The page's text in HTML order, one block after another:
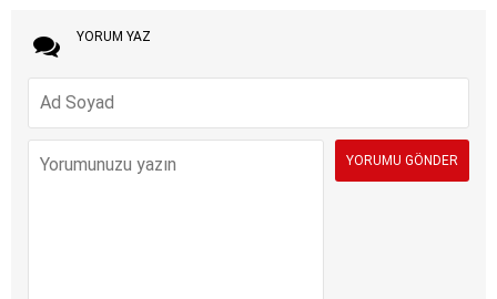
YORUM YAZ